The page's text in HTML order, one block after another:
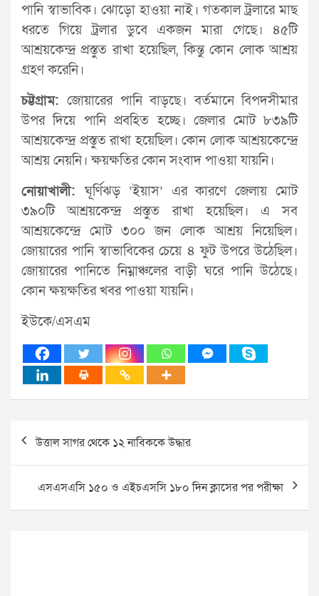
পানি স্বাভাবিক। ঝোড়ো হাওয়া নাই। গতকাল ট্রলারে মাছ
ধরতে গিয়ে ট্রলার ডুবে একজন মারা গেছে। ৪৫টি
আশ্রয়কেন্দ্র প্রস্তুত রাখা হয়েছিল, কিন্তু কোন লোক আশ্রয়
গ্রহণ করেনি।
চট্টগ্রাম:জোয়ারের পানি বাড়ছে। বর্তমানে বিপদসীমার
উপর দিয়ে পানি প্রবহিত হচ্ছে। জেলার মোট ৮৩৯টি
আশ্রয়কেন্দ্র প্রস্তুত রাখা হয়েছিল। কোন লোক আশ্রয়কেন্দ্রে
আশ্রয় নেয়নি। ক্ষয়ক্ষতির কোন সংবাদ পাওয়া যায়নি।
নোয়াখালী:ঘূর্ণিঝড় ‘ইয়াস’ এর কারণে জেলায় মোট
৩৯০টি আশ্রয়কেন্দ্র প্রস্তুত রাখা হয়েছিল। এ সব
আশ্রয়কেন্দ্রে মোট ৩০০ জন লোক আশ্রয় নিয়েছিল।
জোয়ারের পানি স্বাভাবিকের চেয়ে ৪ ফুট উপরে উঠেছিল।
জোয়ারের পানিতে নিম্নাঞ্চলের বাড়ী ঘরে পানি উঠেছে।
কোন ক্ষয়ক্ষতির খবর পাওয়া যায়নি।
ইউকে/এসএম
Post
navigation
উত্তাল সাগর থেকে ১২ নাবিককে উদ্ধার
এসএসএসি ১৫০ ও এইচএসসি ১৮০ দিন ক্লাসের পর পরীক্ষা